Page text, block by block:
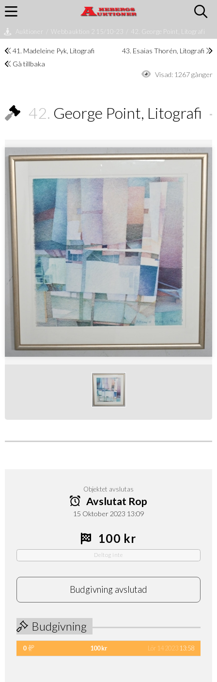
Auktioner Webbauktion 2 15/10-23 42. George Point, Litografi
41. Madeleine Pyk, Litografi
43. Esaias Thorén, Litografi
Gå tillbaka
Visad: 1267 gånger
42. George Point, Litografi
Objektet avslutas
Avslutat Rop
15 Oktober 2023 13:09
100 kr
Deltog inte
Budgivning avslutad
Budgivning
0 100 kr Lör 14 202313:58